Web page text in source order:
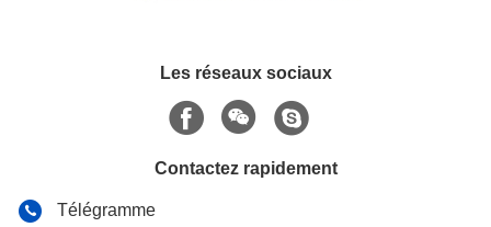
Les réseaux sociaux
Contactez rapidement
Télégramme